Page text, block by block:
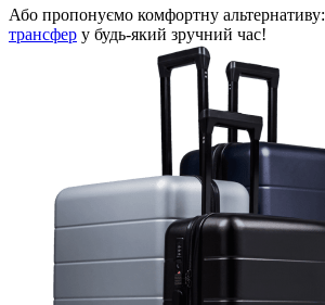
Або пропонуємо комфортну альтернативу:
трансфер у будь-який зручний час!